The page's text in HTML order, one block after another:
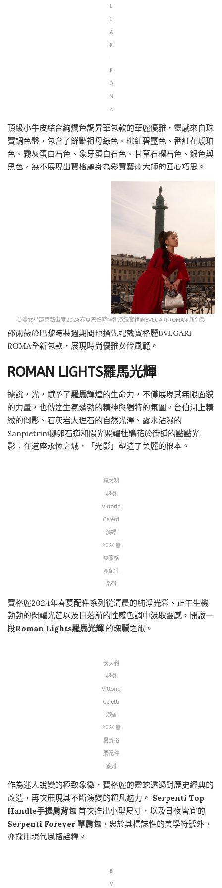
L
G
A
R
R
O
M
A
頂級小牛皮結合絢爛色調昇華包款的華麗優雅，靈感來自珠
寶調色盤，包含了鮮豔祖母綠色、桃紅碧璽色、番紅花琥珀
色、霧灰蛋白石色、象牙蛋白石色、甘草石榴石色、銀色與
黑色，無不展現出寶格麗身為彩寶藝術大師的匠心巧思。
台灣女星邵雨薇出席2024春夏巴黎時裝週演繹寶格麗BVLGARI ROMA全新包款
邵雨薇於巴黎時裝週期間也搶先配戴寶格麗BVLGARI
ROMA全新包款，展現時尚優雅女伶風範。
ROMAN LIGHTS羅馬光輝
據說，光，賦予了羅馬輝煌的生命力，不僅展現其無限面貌
的力量，也傳達生氣蓬勃的精神與獨特的氛圍。台伯河上精
緻的倒影、石灰岩大理石的自然光澤、露水沾濕的
Sanpietrini鵝卵石道和陽光照耀杜鵑花於街道的點點光
影：在這座永恆之城，「光影」塑造了美麗的根本。
義大利
超模
Vittoria
Ceretti
演繹
2024春
夏寶格
麗配件
系列
寶格麗2024年春夏配件系列從清晨的純淨光彩、正午生機
勃勃的閃耀光芒以及日落前的性感色調中汲取靈感，開啟一
段Roman Lights羅馬光輝 的瑰麗之旅。
義大利
超模
Vittoria
Ceretti
演繹
2024春
夏寶格
麗配件
系列
作為迷人蛻變的極致象徵，寶格麗的靈蛇透過對歷史經典的
改造，再次展現其不斷演變的超凡魅力。 Serpenti Top
Handle手提肩背包 首次推出小型尺寸，以及日夜皆宜的
Serpenti Forever 單肩包 ，忠於其標誌性的美學符號外，
亦採用現代風格詮釋。
B
V